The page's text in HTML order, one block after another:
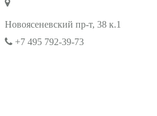
Новоясеневский пр-т, 38 к.1
+7 495 792-39-73